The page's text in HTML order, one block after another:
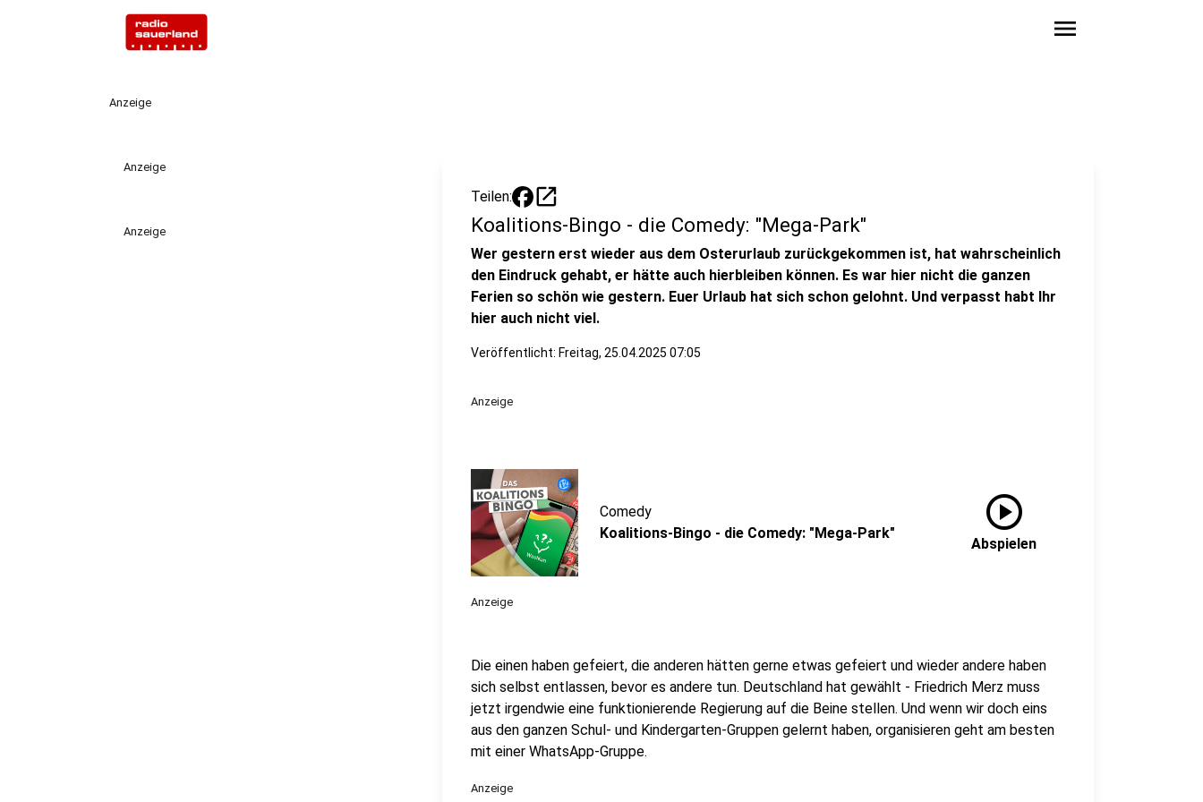
menu
Anzeige
Anzeige
Anzeige
Teilen: open_in_new
Koalitions-Bingo - die Comedy: "Mega-Park"
Wer gestern erst wieder aus dem Osterurlaub zurückgekommen ist, hat wahrscheinlich
den Eindruck gehabt, er hätte auch hierbleiben können. Es war hier nicht die ganzen
Ferien so schön wie gestern. Euer Urlaub hat sich schon gelohnt. Und verpasst habt Ihr
hier auch nicht viel.
Veröffentlicht: Freitag, 25.04.2025 07:05
Anzeige
Comedy
Koalitions-Bingo - die Comedy: "Mega-Park"
play_circle
Abspielen
Anzeige
Die einen haben gefeiert, die anderen hätten gerne etwas gefeiert und wieder andere haben
sich selbst entlassen, bevor es andere tun. Deutschland hat gewählt - Friedrich Merz muss
jetzt irgendwie eine funktionierende Regierung auf die Beine stellen. Und wenn wir doch eins
aus den ganzen Schul- und Kindergarten-Gruppen gelernt haben, organisieren geht am besten
mit einer WhatsApp-Gruppe.
Anzeige